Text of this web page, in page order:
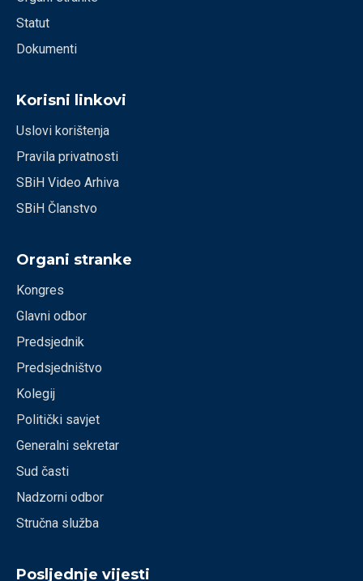
Statut
Dokumenti
Korisni linkovi
Uslovi korištenja
Pravila privatnosti
SBiH Video Arhiva
SBiH Članstvo
Organi stranke
Kongres
Glavni odbor
Predsjednik
Predsjedništvo
Kolegij
Politički savjet
Generalni sekretar
Sud časti
Nadzorni odbor
Stručna služba
Posljednje vijesti